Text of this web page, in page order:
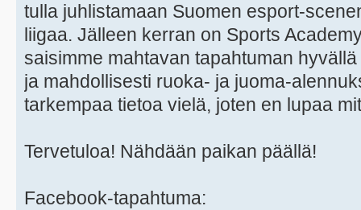
tulla juhlistamaan Suomen esport-
liigaa. Jälleen kerran on Sports
saisimme mahtavan tapahtuman
ja mahdollisesti ruoka- ja juoma-
tarkempaa tietoa vielä, joten en lupaa
Tervetuloa! Nähdään paikan päällä!
Facebook-tapahtuma: